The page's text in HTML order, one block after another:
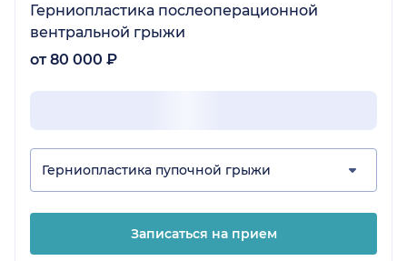
Герниопластика послеоперационной
вентральной грыжи
от 80 000 ₽
Герниопластика пупочной грыжи
Записаться на прием